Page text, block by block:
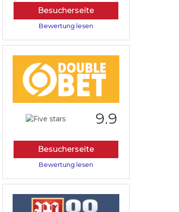
Besucherseite
Bewertung lesen
9.9
Besucherseite
Bewertung lesen